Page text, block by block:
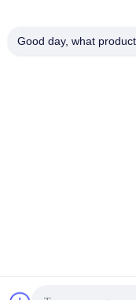
Good day, what